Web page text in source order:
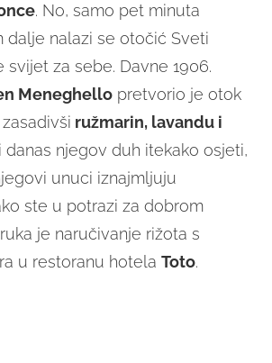
. No, samo pet minuta
dalje nalazi se otočić Sveti
svijet za sebe. Davne 1906.
Meneghello pretvorio je otok
ružmarin, lavandu i
danas njegov duh itekako osjeti,
unuci iznajmljuju
ste u potrazi za dobrom
je naručivanje rižota s
u restoranu hotela Toto.